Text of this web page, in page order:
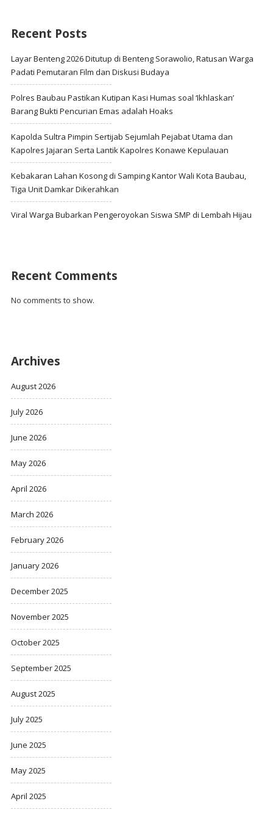
Recent Posts
Layar Benteng 2026 Ditutup di Benteng Sorawolio, Ratusan Warga
Padati Pemutaran Film dan Diskusi Budaya
Polres Baubau Pastikan Kutipan Kasi Humas soal ‘Ikhlaskan’
Barang Bukti Pencurian Emas adalah Hoaks
Kapolda Sultra Pimpin Sertijab Sejumlah Pejabat Utama dan
Kapolres Jajaran Serta Lantik Kapolres Konawe Kepulauan
Kebakaran Lahan Kosong di Samping Kantor Wali Kota Baubau,
Tiga Unit Damkar Dikerahkan
Viral Warga Bubarkan Pengeroyokan Siswa SMP di Lembah Hijau
Recent Comments
No comments to show.
Archives
August 2026
July 2026
June 2026
May 2026
April 2026
March 2026
February 2026
January 2026
December 2025
November 2025
October 2025
September 2025
August 2025
July 2025
June 2025
May 2025
April 2025